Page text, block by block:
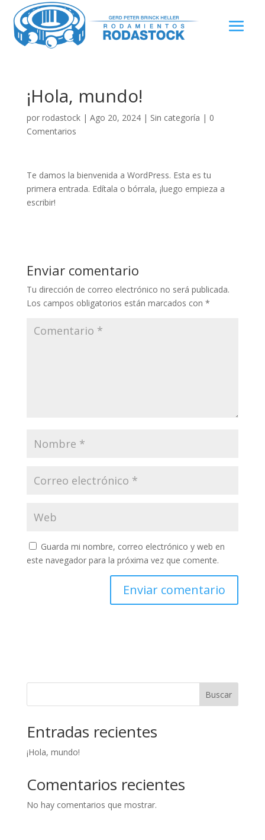
¡Hola, mundo!
por rodastock| Ago 20, 2024| Sin categoría | 0
Comentarios
Te damos la bienvenida a WordPress. Esta es tu
primera entrada. Edítala o bórrala, ¡luego empieza a
escribir!
Enviar comentario
Tu dirección de correo electrónico no será publicada.
Los campos obligatorios están marcados con *
Guarda mi nombre, correo electrónico y web en
este navegador para la próxima vez que comente.
Buscar
Entradas recientes
¡Hola, mundo!
Comentarios recientes
No hay comentarios que mostrar.